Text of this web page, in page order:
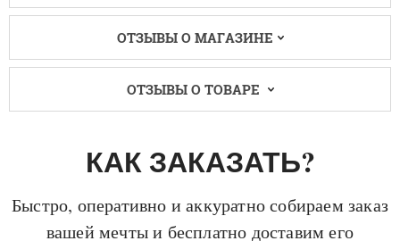
ОТЗЫВЫ О МАГАЗИНЕ
ОТЗЫВЫ О ТОВАРЕ
КАК ЗАКАЗАТЬ?
Быстро, оперативно и аккуратно собираем заказ
вашей мечты и бесплатно доставим его